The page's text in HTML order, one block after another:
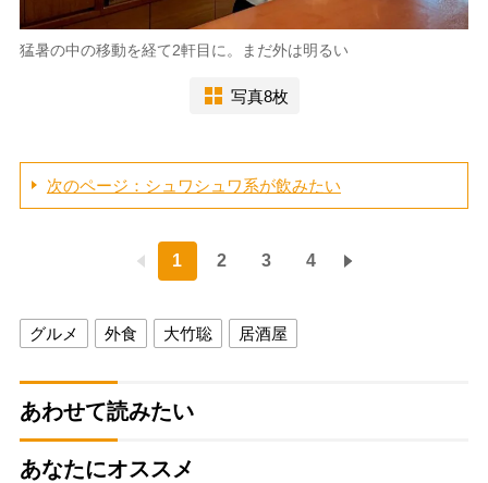
猛暑の中の移動を経て2軒目に。まだ外は明るい
写真8枚
次のページ：シュワシュワ系が飲みたい
1 2 3 4
グルメ 外食 大竹聡 居酒屋
あわせて読みたい
あなたにオススメ